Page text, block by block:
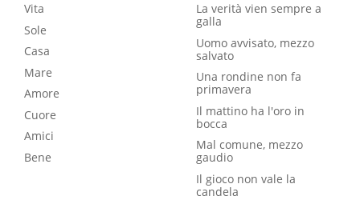
Vita
Sole
Casa
Mare
Amore
Cuore
Amici
Bene
La verità vien sempre a
galla
Uomo avvisato, mezzo
salvato
Una rondine non fa
primavera
Il mattino ha l'oro in
bocca
Mal comune, mezzo
gaudio
Il gioco non vale la
candela